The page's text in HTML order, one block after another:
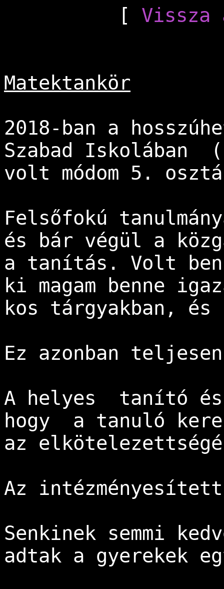
[
Matektankör
2018-ban a
Szabad Iskolában
volt módom
Felsőfokú
és bár végül a
a tanítás. Volt
ki magam benne
kos tárgyakban,
Ez
A helyes  tanító
hogy  a tanuló
az
Az
Senkinek semmi
adtak a gyerekek